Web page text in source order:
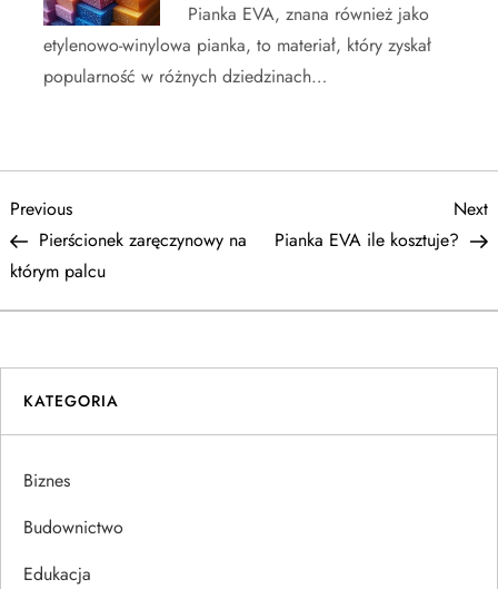
Pianka EVA, znana również jako
etylenowo-winylowa pianka, to materiał, który zyskał
popularność w różnych dziedzinach…
N
a
w
i
g
a
c
Previous
Post
Previous
Pierścionek zaręczynowy na
którym palcu
Next
Pianka EVA ile kosztuje?
KATEGORIA
Biznes
Budownictwo
Edukacja